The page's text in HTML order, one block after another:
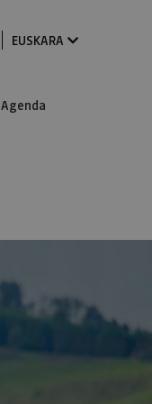
EUSKARA
Agenda